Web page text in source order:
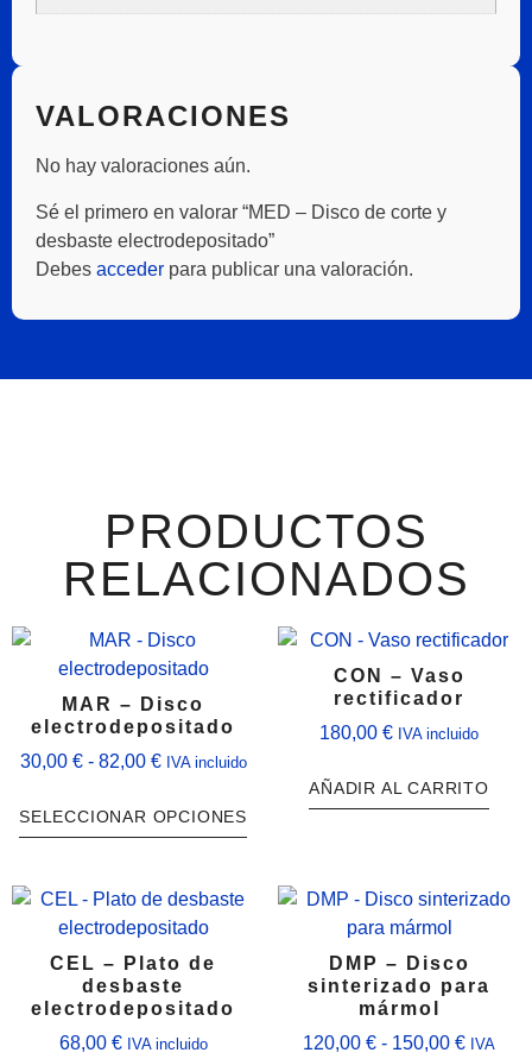
VALORACIONES
No hay valoraciones aún.
Sé el primero en valorar “MED – Disco de corte y
desbaste electrodepositado”
Debes acceder para publicar una valoración.
PRODUCTOS
RELACIONADOS
MAR – Disco
electrodepositado
30,00 € - 82,00 € IVA incluido
SELECCIONAR OPCIONES
CON – Vaso
rectificador
180,00 € IVA incluido
AÑADIR AL CARRITO
CEL – Plato de
desbaste
electrodepositado
68,00 € IVA incluido
DMP – Disco
sinterizado para
mármol
120,00 € - 150,00 € IVA